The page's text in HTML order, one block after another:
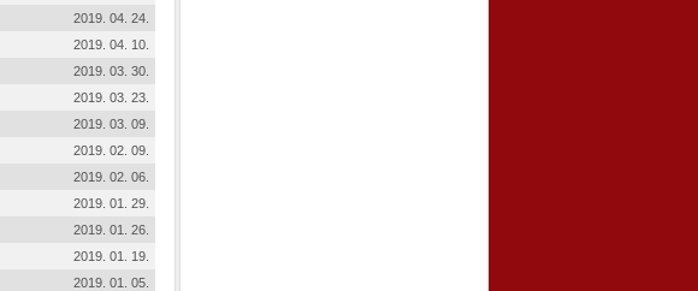
2019. 04. 24.
2019. 04. 10.
2019. 03. 30.
2019. 03. 23.
2019. 03. 09.
2019. 02. 09.
2019. 02. 06.
2019. 01. 29.
2019. 01. 26.
2019. 01. 19.
2019. 01. 05.